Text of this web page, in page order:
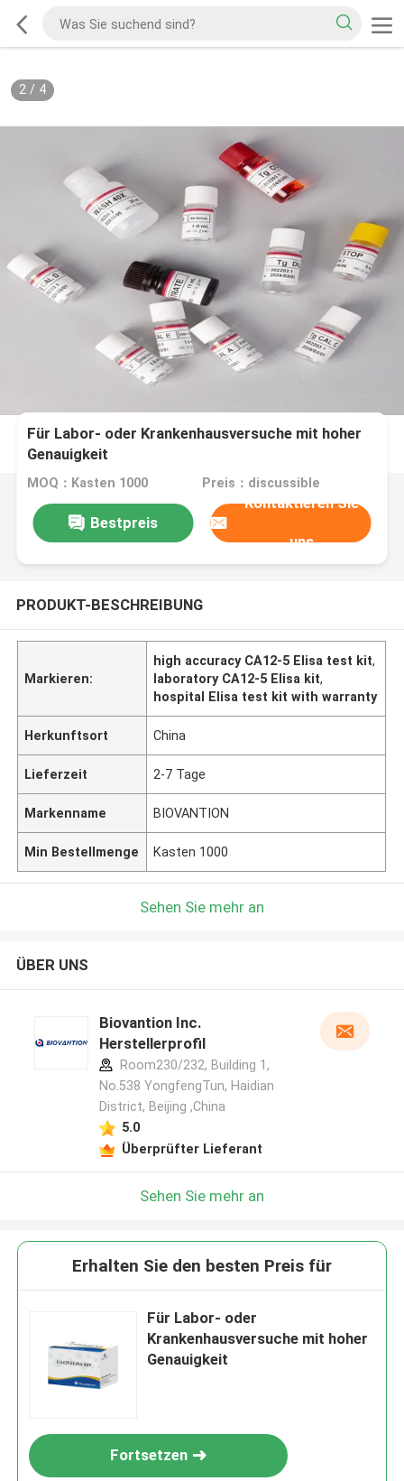
2/ 4
Für Labor- oder Krankenhausversuche mit hoher
Genauigkeit
MOQ：Kasten 1000 Preis：discussible
Bestpreis
Kontaktieren Sie
uns
PRODUKT-BESCHREIBUNG
Markieren:
high accuracy CA12-5 Elisa test kit,
laboratory CA12-5 Elisa kit,
hospital Elisa test kit with warranty
Herkunftsort China
Lieferzeit 2-7 Tage
Markenname BIOVANTION
Min Bestellmenge Kasten 1000
Sehen Sie mehr an
ÜBER UNS
Biovantion Inc.
Herstellerprofil
Room230/232, Building 1,
No.538 YongfengTun, Haidian
District, Beijing ,China
5.0
Überprüfter Lieferant
Sehen Sie mehr an
Erhalten Sie den besten Preis für
Für Labor- oder
Krankenhausversuche mit hoher
Genauigkeit
Fortsetzen